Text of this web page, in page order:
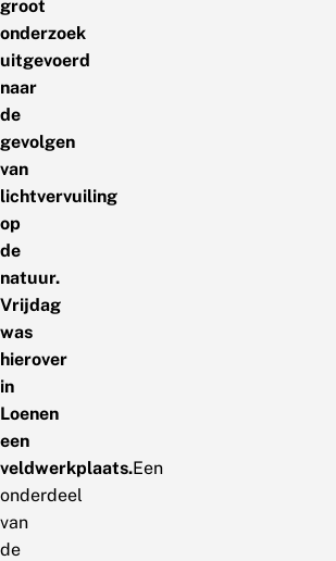
groot
onderzoek
uitgevoerd
naar
de
gevolgen
van
lichtvervuiling
op
de
natuur.
Vrijdag
was
hierover
in
Loenen
een
veldwerkplaats.Een
onderdeel
van
de